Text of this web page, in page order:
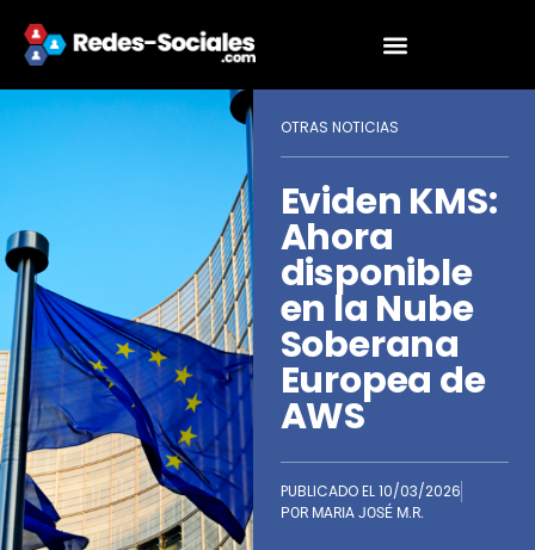
OTRAS NOTICIAS
Eviden KMS:
Ahora
disponible
en la Nube
Soberana
Europea de
AWS
PUBLICADO EL10/03/2026
POR MARIA JOSÉ M.R.